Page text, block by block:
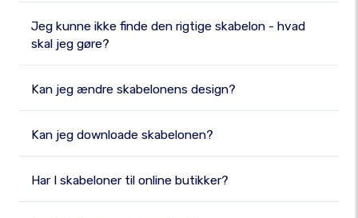
Jeg kunne ikke finde den rigtige skabelon - hvad
skal jeg gøre?
Kan jeg ændre skabelonens design?
Kan jeg downloade skabelonen?
Har I skabeloner til online butikker?